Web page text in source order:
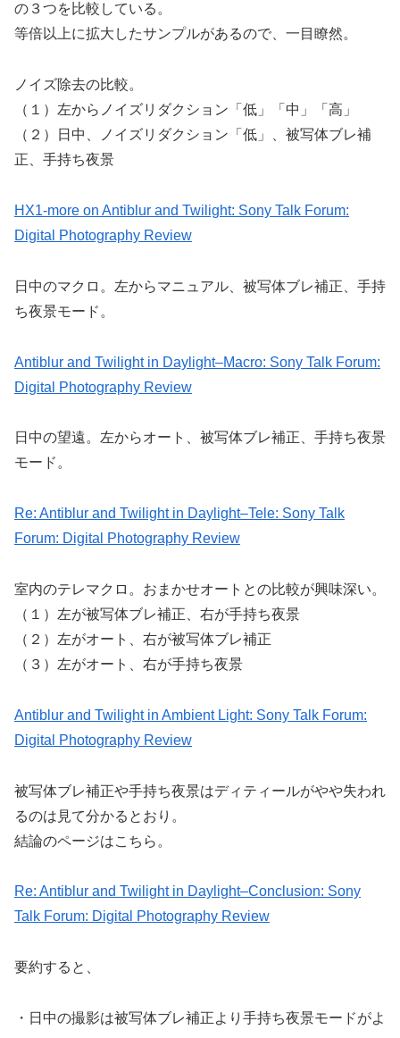
の３つを比較している。
等倍以上に拡大したサンプルがあるので、一目瞭然。
ノイズ除去の比較。
（１）左からノイズリダクション「低」「中」「高」
（２）日中、ノイズリダクション「低」、被写体ブレ補
正、手持ち夜景
HX1-more on Antiblur and Twilight: Sony Talk Forum:
Digital Photography Review
日中のマクロ。左からマニュアル、被写体ブレ補正、手持
ち夜景モード。
Antiblur and Twilight in Daylight–Macro: Sony Talk Forum:
Digital Photography Review
日中の望遠。左からオート、被写体ブレ補正、手持ち夜景
モード。
Re: Antiblur and Twilight in Daylight–Tele: Sony Talk
Forum: Digital Photography Review
室内のテレマクロ。おまかせオートとの比較が興味深い。
（１）左が被写体ブレ補正、右が手持ち夜景
（２）左がオート、右が被写体ブレ補正
（３）左がオート、右が手持ち夜景
Antiblur and Twilight in Ambient Light: Sony Talk Forum:
Digital Photography Review
被写体ブレ補正や手持ち夜景はディティールがやや失われ
るのは見て分かるとおり。
結論のページはこちら。
Re: Antiblur and Twilight in Daylight–Conclusion: Sony
Talk Forum: Digital Photography Review
要約すると、
・日中の撮影は被写体ブレ補正より手持ち夜景モードがよ